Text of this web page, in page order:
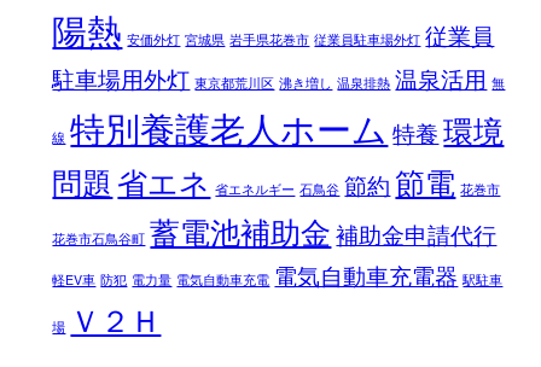
陽熱 安価外灯 宮城県 岩手県花巻市 従業員駐車場外灯 従業員
駐車場用外灯 東京都荒川区 沸き増し 温泉排熱 温泉活用 無
線 特別養護老人ホーム 特養 環境
問題 省エネ 省エネルギー 石鳥谷 節約 節電 花巻市
花巻市石鳥谷町 蓄電池補助金 補助金申請代行
軽EV車 防犯 電力量 電気自動車充電 電気自動車充電器 駅駐車
場 Ｖ２Ｈ